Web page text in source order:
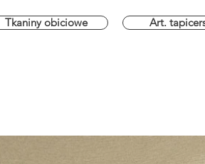
Tkaniny obiciowe Art.